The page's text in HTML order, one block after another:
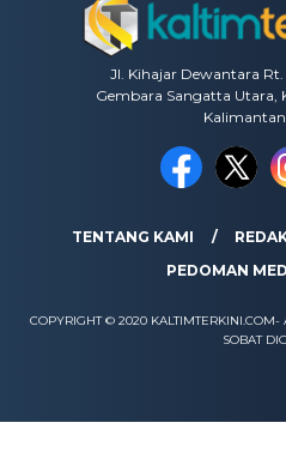
Jl. Kihajar Dewantara Rt.
Gembara Sangatta Utara,
TENTANG KAMI
PEDOMAN
COPYRIGHT © 2020
SOBAT